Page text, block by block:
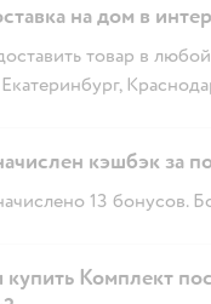
на дом в
товар в
кэшбэк за
13 бонусов.
Комплект